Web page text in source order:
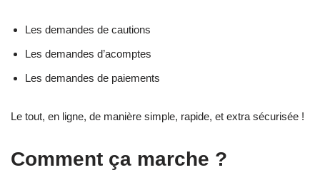
Les demandes de cautions
Les demandes d’acomptes
Les demandes de paiements
Le tout, en ligne, de manière simple, rapide, et extra sécurisée !
Comment ça marche ?